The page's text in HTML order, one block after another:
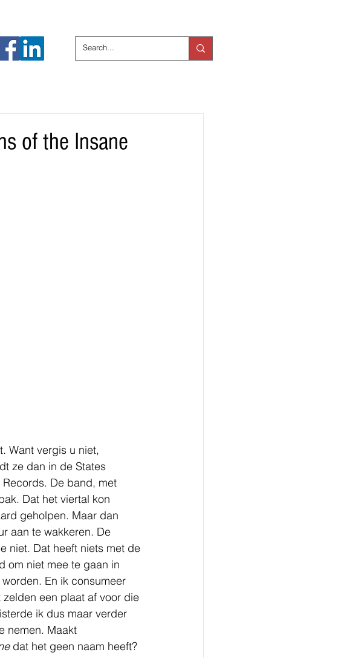
of the Insane
Want vergis u niet,
ze dan in de States
De band, met
Dat het viertal kon
geholpen. Maar dan
aan te wakkeren. De
niet. Dat heeft niets met de
om niet mee te gaan in
En ik consumeer
een plaat af voor die
ik dus maar verder
nemen. Maakt
dat het geen naam heeft?